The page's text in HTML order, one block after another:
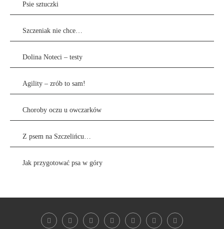
Psie sztuczki
Szczeniak nie chce…
Dolina Noteci – testy
Agility – zrób to sam!
Choroby oczu u owczarków
Z psem na Szczelińcu…
Jak przygotować psa w góry